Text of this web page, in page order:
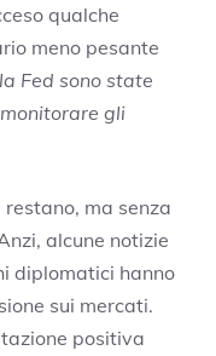
qualche
meno pesante
Fed sono state
gli
restano, ma senza
alcune notizie
diplomatici hanno
sui mercati.
positiva